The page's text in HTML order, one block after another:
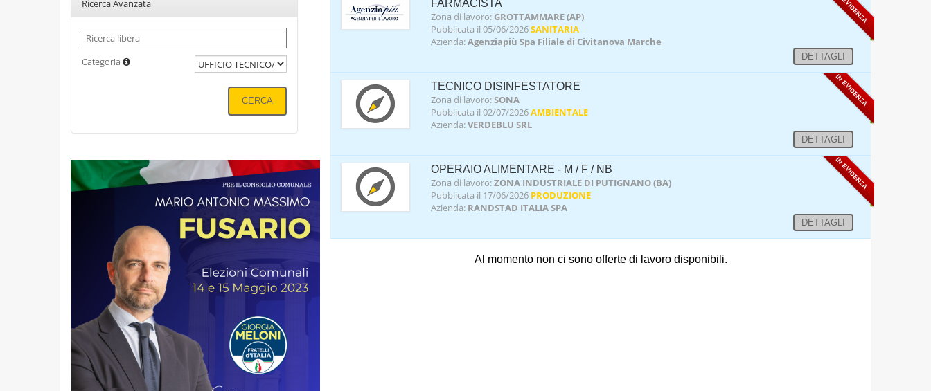
Ricerca Avanzata
Categoria
IN EVIDENZA
FARMACISTA
Zona di lavoro:GROTTAMMARE (AP)
Pubblicata il 05/06/2026SANITARIA
Azienda:Agenziapiù Spa Filiale di Civitanova Marche
DETTAGLI
IN EVIDENZA
TECNICO DISINFESTATORE
Zona di lavoro:SONA
Pubblicata il 02/07/2026AMBIENTALE
Azienda:VERDEBLU SRL
DETTAGLI
IN EVIDENZA
OPERAIO ALIMENTARE - M / F / NB
Zona di lavoro:ZONA INDUSTRIALE DI PUTIGNANO (BA)
Pubblicata il 17/06/2026 PRODUZIONE
Azienda: RANDSTAD ITALIA SPA
DETTAGLI
Al momento non ci sono offerte di lavoro disponibili.